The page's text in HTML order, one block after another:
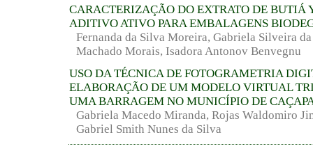
CARACTERIZAÇÃO DO EXTRATO DE BUTIÁ
ADITIVO ATIVO PARA EMBALAGENS
Fernanda da Silva Moreira, Gabriela Silveira
Machado Morais, Isadora Antonov Benvegnu
USO DA TÉCNICA DE FOTOGRAMETRIA
ELABORAÇÃO DE UM MODELO VIRTUAL
UMA BARRAGEM NO MUNICÍPIO DE
Gabriela Macedo Miranda, Rojas Waldomiro
Gabriel Smith Nunes da Silva